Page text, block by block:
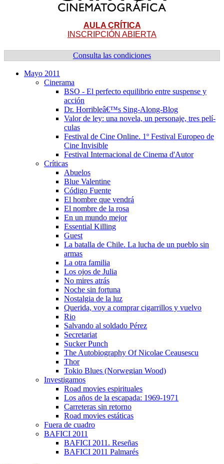
AULA CRÍTICA
INSCRIPCIÓN ABIERTA
Consulta las condiciones
Mayo 2011
Cinerama
BSO - El perfecto equilibrio entre suspense y
acción
Dr. Horribleâ€™s Sing-Along-Blog
Valor de ley: una novela, un personaje, tres pelí­
culas
Festival de Cine Online. 1º Festival Europeo de
Cine Invisible
Festival Internacional de Cinema d'Autor
Crí­ticas
Abuelos
Blue Valentine
Código Fuente
El hombre que vendrá
El nombre de la rosa
En un mundo mejor
Essential Killing
Guest
La batalla de Chile. La lucha de un pueblo sin
armas
La otra familia
Los ojos de Julia
No mires atrás
Noche sin fortuna
Nostalgia de la luz
Querida, voy a comprar cigarrillos y vuelvo
Rio
Salvando al soldado Pérez
Secretariat
Sucker Punch
The Autobiography Of Nicolae Ceausescu
Thor
Tokio Blues (Norwegian Wood)
Investigamos
Road movies espirituales
Los años de la escapada: 1969-1971
Carreteras sin retorno
Road movies estáticas
Fuera de cuadro
BAFICI 2011
BAFICI 2011. Reseñas
BAFICI 2011 Palmarés